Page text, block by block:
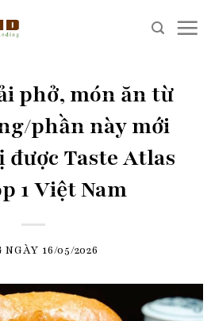
phở, món ăn từ
phần này mới
Taste Atlas
1 Việt Nam
NGÀY 16/05/2026